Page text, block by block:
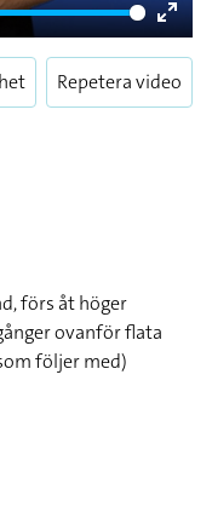
Enter
Repetera video
förs åt höger
ovanför flata
följer med)